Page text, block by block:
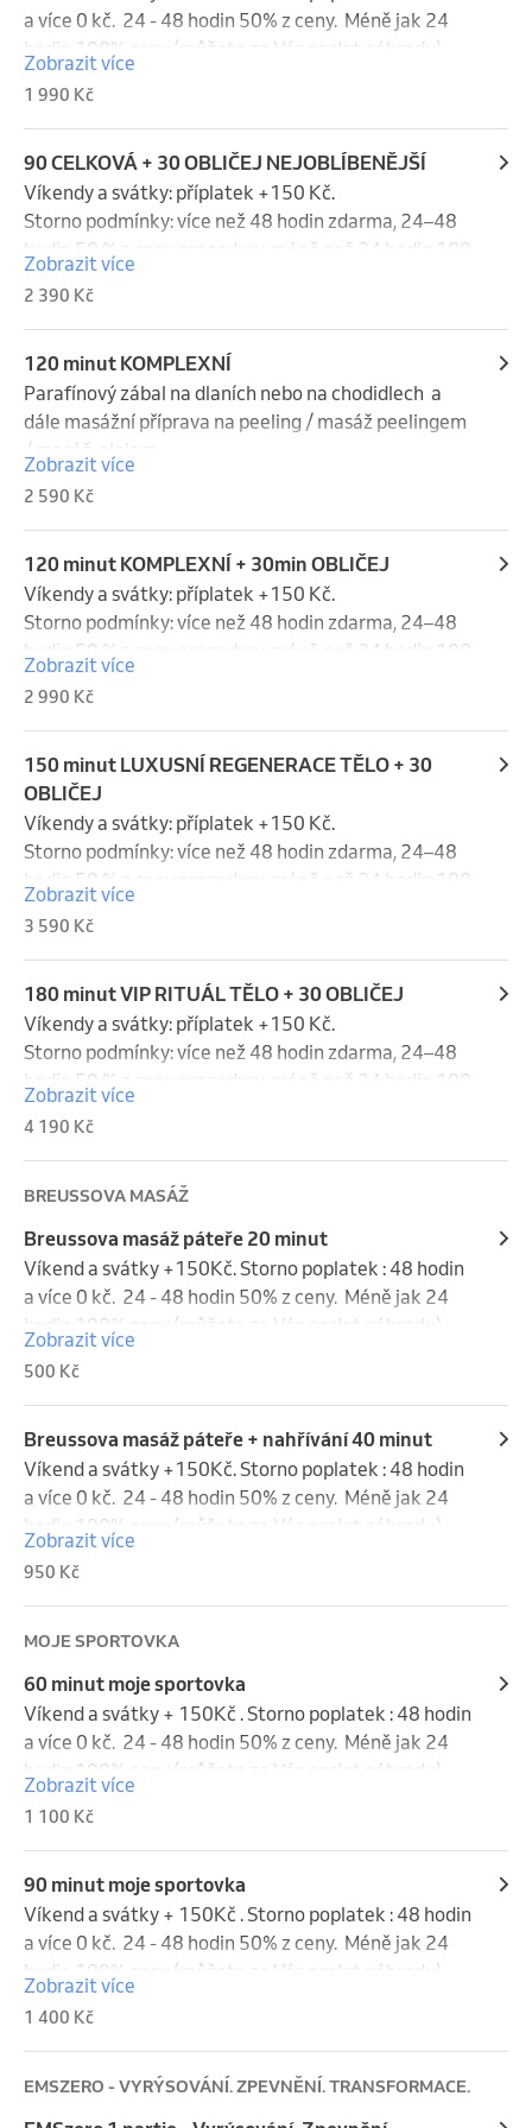
a více 0 kč.  24 - 48 hodin 50% z ceny.  Méně jak 24
hodin 100% ceny (můžete za Vás poslat náhradu).
Víkend a svátky se do storna nepočítají.
Zobrazit více
1 990 Kč
90 CELKOVÁ + 30 OBLIČEJ NEJOBLÍBENĚJŠÍ
Víkendy a svátky: příplatek +150 Kč.
Storno podmínky: více než 48 hodin zdarma, 24–48
hodin 50 % z ceny procedury, méně než 24 hodin 100
% z ceny (náhradník je možný). Víkendy a svátky se
do storno lhůty nezapočítávají.
Zobrazit více
2 390 Kč
120 minut KOMPLEXNÍ
Parafínový zábal na dlaních nebo na chodidlech  a
dále masážní příprava na peeling / masáž peelingem
/ masáž  olejem
Víkend a svátky + 150Kč . Storno poplatek : 48 hodin
a více 0 kč.  24 - 48 hodin 50% z ceny.  Méně jak 24
hodin 100% ceny (můžete za Vás poslat náhradu).
Víkend a svátky se do storna nepočítají.
Zobrazit více
2 590 Kč
120 minut KOMPLEXNÍ + 30min OBLIČEJ
Víkendy a svátky: příplatek +150 Kč.
Storno podmínky: více než 48 hodin zdarma, 24–48
hodin 50 % z ceny procedury, méně než 24 hodin 100
% z ceny (náhradník je možný). Víkendy a svátky se
do storno lhůty nezapočítávají.
Zobrazit více
2 990 Kč
150 minut LUXUSNÍ REGENERACE TĚLO + 30
OBLIČEJ
Víkendy a svátky: příplatek +150 Kč.
Storno podmínky: více než 48 hodin zdarma, 24–48
hodin 50 % z ceny procedury, méně než 24 hodin 100
% z ceny (náhradník je možný). Víkendy a svátky se
do storno lhůty nezapočítávají.
Zobrazit více
3 590 Kč
180 minut VIP RITUÁL TĚLO + 30 OBLIČEJ
Víkendy a svátky: příplatek +150 Kč.
Storno podmínky: více než 48 hodin zdarma, 24–48
hodin 50 % z ceny procedury, méně než 24 hodin 100
% z ceny (náhradník je možný). Víkendy a svátky se
do storno lhůty nezapočítávají.
Zobrazit více
4 190 Kč
BREUSSOVA MASÁŽ
Breussova masáž páteře 20 minut
Víkend a svátky +150Kč. Storno poplatek : 48 hodin
a více 0 kč.  24 - 48 hodin 50% z ceny.  Méně jak 24
hodin 100% ceny (můžete za Vás poslat náhradu).
Víkend a svátky se do storna nepočítají.
Zobrazit více
500 Kč
Breussova masáž páteře + nahřívání 40 minut
Víkend a svátky +150Kč. Storno poplatek : 48 hodin
a více 0 kč.  24 - 48 hodin 50% z ceny.  Méně jak 24
hodin 100% ceny (můžete za Vás poslat náhradu).
Víkend a svátky se do storna nepočítají.
Zobrazit více
950 Kč
MOJE SPORTOVKA
60 minut moje sportovka
Víkend a svátky + 150Kč . Storno poplatek : 48 hodin
a více 0 kč.  24 - 48 hodin 50% z ceny.  Méně jak 24
hodin 100% ceny (můžete za Vás poslat náhradu).
Víkend a svátky se do storna nepočítají.
Zobrazit více
1 100 Kč
90 minut moje sportovka
Víkend a svátky + 150Kč . Storno poplatek : 48 hodin
a více 0 kč.  24 - 48 hodin 50% z ceny.  Méně jak 24
hodin 100% ceny (můžete za Vás poslat náhradu).
Víkend a svátky se do storna nepočítají.
Zobrazit více
1 400 Kč
EMSZERO - VYRÝSOVÁNÍ. ZPEVNĚNÍ. TRANSFORMACE.